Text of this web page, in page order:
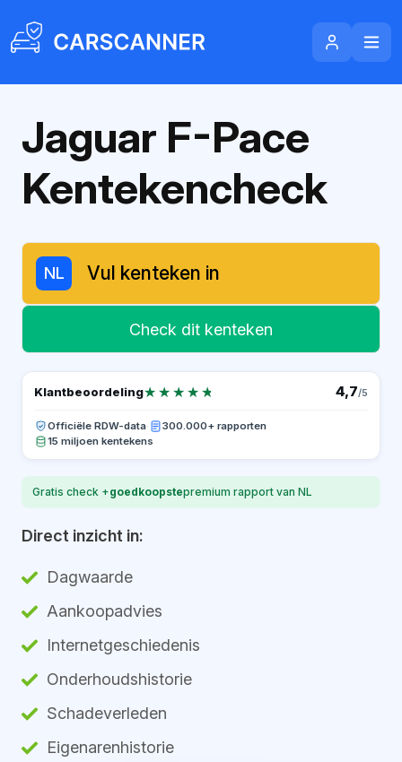
Jaguar F-Pace
Kentekencheck
NL
Check dit kenteken
Klantbeoordeling★★★★★
★★★★★ 4,7/5
Officiële RDW-data·
300.000+ rapporten
15 miljoen kentekens
Gratis check +goedkoopstepremium rapport van NL
Direct inzicht in:
Dagwaarde
Aankoopadvies
Internetgeschiedenis
Onderhoudshistorie
Schadeverleden
Eigenarenhistorie